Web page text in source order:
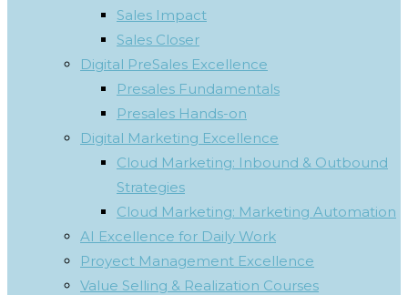
Sales Impact
Sales Closer
Digital PreSales Excellence
Presales Fundamentals
Presales Hands-on
Digital Marketing Excellence
Cloud Marketing: Inbound & Outbound
Strategies
Cloud Marketing: Marketing Automation
AI Excellence for Daily Work
Proyect Management Excellence
Value Selling & Realization Courses